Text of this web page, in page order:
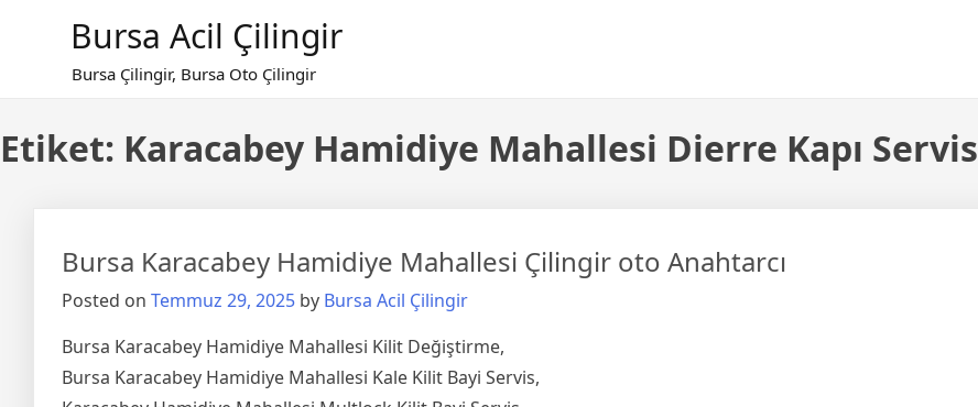
Bursa Acil Çilingir
Bursa Çilingir, Bursa Oto Çilingir
Etiket: Karacabey Hamidiye Mahallesi Dierre Kapı Servis
Bursa Karacabey Hamidiye Mahallesi Çilingir oto Anahtarcı
Posted on Temmuz 29, 2025 by Bursa Acil Çilingir
Bursa Karacabey Hamidiye Mahallesi Kilit Değiştirme,
Bursa Karacabey Hamidiye Mahallesi Kale Kilit Bayi Servis,